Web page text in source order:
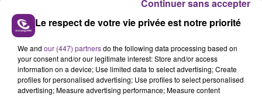
Le respect de votre vie privée est notre priorité
We and our (447) partnersdo the following data processing based on
your consent and/or our legitimate interest: Store and/or access
information on a device; Use limited data to select advertising; Create
profiles for personalised advertising; Use profiles to select personalised
advertising; Measure advertising performance; Measure content
Continuer sans accepter